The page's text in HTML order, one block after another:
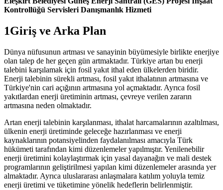
Kontrollüğü Servisleri Danışmanlık Hizmeti
1Giriş ve Arka Plan
Dünya nüfusunun artması ve sanayinin büyümesiyle birlikte enerjiye
olan talep de her geçen gün artmaktadır. Türkiye artan bu enerji
talebini karşılamak için fosil yakıt ithal eden ülkelerden biridir.
Enerji talebinin sürekli artması, fosil yakıt ithalatının artmasına ve
Türkiye'nin cari açığının artmasına yol açmaktadır. Ayrıca fosil
yakıtlardan enerji üretiminin artması, çevreye verilen zararın
artmasına neden olmaktadır.
Artan enerji talebinin karşılanması, ithalat harcamalarının azaltılması,
ülkenin enerji üretiminde geleceğe hazırlanması ve enerji
kaynaklarının potansiyelinden faydalanılması amacıyla Türk
hükümeti tarafından kimi düzenlemeler yapılmıştır. Yenilenebilir
enerji üretimini kolaylaştırmak için yasal dayanağın ve mali destek
programlarının geliştirilmesi yapılan kimi düzenlemeler arasında yer
almaktadır. Ayrıca uluslararası anlaşmalara katılım yoluyla temiz
enerji üretimi ve tüketimine yönelik hedeflerin belirlenmiştir.